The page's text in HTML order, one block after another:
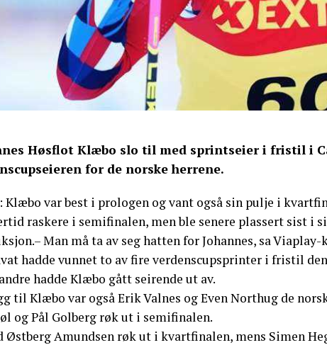
Høsflot Klæbo slo til med sprintseier i fristil i
for de norske herrene.
: Klæbo var best i prologen og vant også sin pulje i
raskere i semifinalen, men ble senere plassert sist i
Man må ta av seg hatten for Johannes, sa
hadde vunnet to av fire verdenscupsprinter i fristil
hadde Klæbo gått seirende ut av.
til Klæbo var også Erik Valnes og Even Northug de
og Pål Golberg røk ut i semifinalen.
Østberg Amundsen røk ut i kvartfinalen, mens Simen